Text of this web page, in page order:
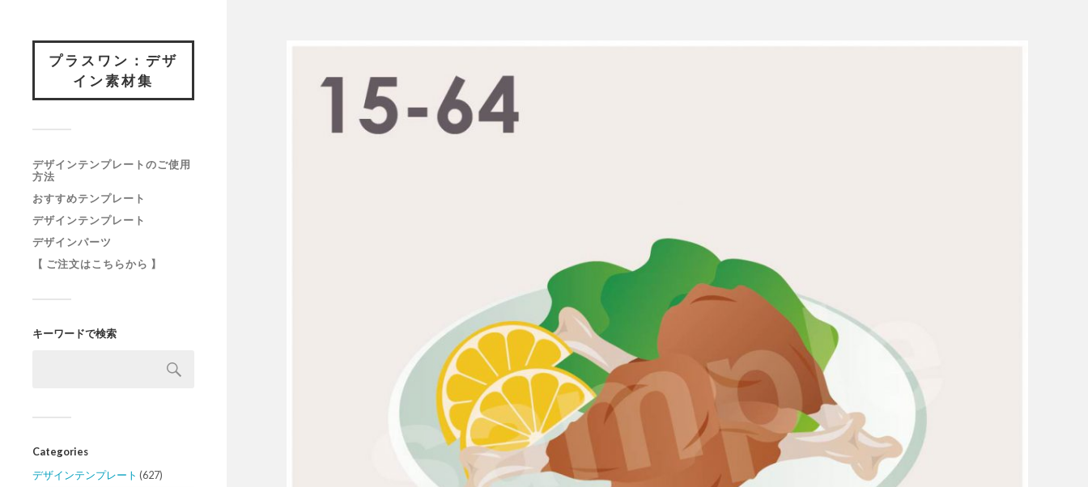
プラスワン：デザ
イン素材集
デザインテンプレートのご使用
方法
おすすめテンプレート
デザインテンプレート
デザインパーツ
【 ご注文はこちらから 】
キーワードで検索
Categories
デザインテンプレート (627)